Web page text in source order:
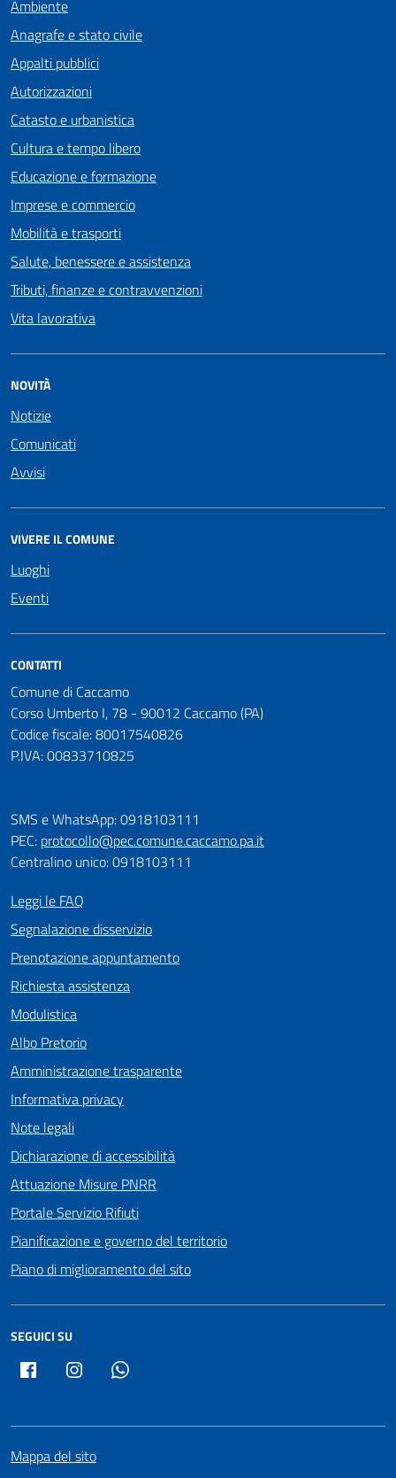
Ambiente
Anagrafe e stato civile
Appalti pubblici
Autorizzazioni
Catasto e urbanistica
Cultura e tempo libero
Educazione e formazione
Imprese e commercio
Mobilità e trasporti
Salute, benessere e assistenza
Tributi, finanze e contravvenzioni
Vita lavorativa
NOVITÀ
Notizie
Comunicati
Avvisi
VIVERE IL COMUNE
Luoghi
Eventi
CONTATTI
Comune di Caccamo
Corso Umberto I, 78 - 90012 Caccamo (PA)
Codice fiscale: 80017540826
P.IVA: 00833710825
SMS e WhatsApp: 0918103111
PEC: protocollo@pec.comune.caccamo.pa.it
Centralino unico: 0918103111
Leggi le FAQ
Segnalazione disservizio
Prenotazione appuntamento
Richiesta assistenza
Modulistica
Albo Pretorio
Amministrazione trasparente
Informativa privacy
Note legali
Dichiarazione di accessibilità
Attuazione Misure PNRR
Portale Servizio Rifiuti
Pianificazione e governo del territorio
Piano di miglioramento del sito
SEGUICI SU
Facebook Instagram
Mappa del sito